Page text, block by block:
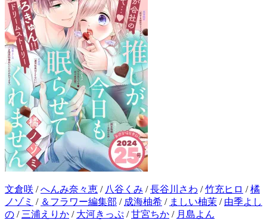
文倉咲 /へんみ奈々恵 / 八谷くみ /長谷川さわ /竹充ヒロ /橘
ノゾミ / ＆フラワー編集部 / 成海柚希 / ましい柚茉 / 由季よし
の / 三浦えりか / 大河きっぷ /甘宮ちか / 月島よん